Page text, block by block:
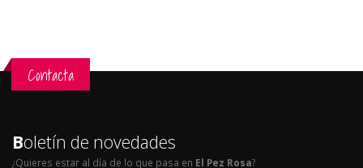
Contacta
Boletín de novedades
¿Quieres estar al día de lo que pasa en El Pez Rosa?